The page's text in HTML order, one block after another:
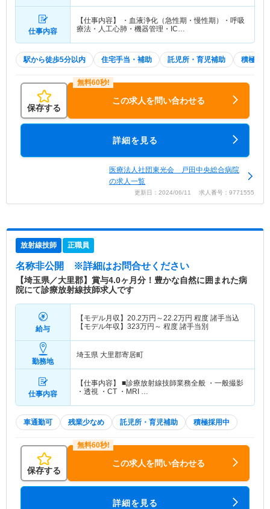
仕事内容
【仕事内容】 ・血液浄化（急性期・慢性期）・呼吸
療法・人工心肺・機器管理・IC…
駅から徒歩5分以内 住宅手当・補助 託児所・育児補助 積極採
保存する
この求人を問い合わせる
詳細を見る
医療法人社団東光会 戸田中央総合病院
の求人一覧
更新日：2024/06/11 求人番号：9771555
放射線技師 正職員
名称非公開 ※詳細はお問合せください
【埼玉県／大里郡】賞与4.0ヶ月分！豊かな自然に囲まれた病
院にて診療放射線技師求人です
給与
【モデル月収】 20.2万円～22.2万円 程度 諸手当込
【モデル年収】 323万円～ 程度 諸手当別
勤務地
埼玉県 大里郡寄居町
仕事内容
【仕事内容】 ■診療放射線技師業務全般 ・一般撮影
・透視 ・CT ・MRI …
車通勤可 残業少なめ 託児所・育児補助 積極採用中
保存する
この求人を問い合わせる
詳細を見る